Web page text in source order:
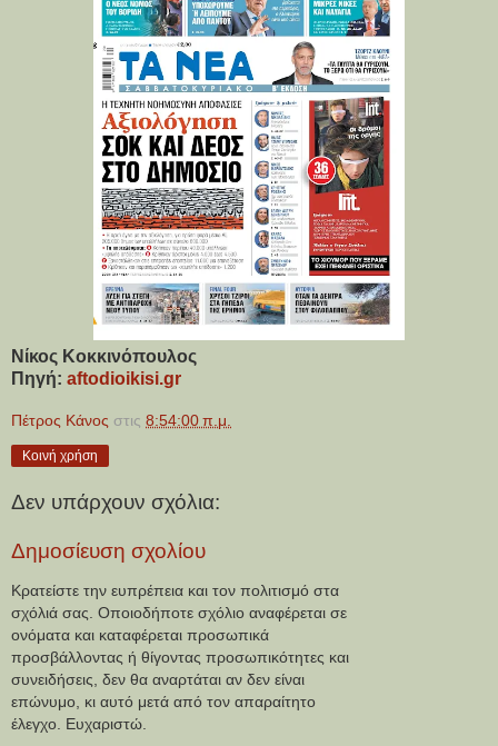
Νίκος Κοκκινόπουλος
Πηγή: aftodioikisi.gr
Πέτρος Κάνος στις 8:54:00 π.μ.
Κοινή χρήση
Δεν υπάρχουν σχόλια:
Δημοσίευση σχολίου
Κρατείστε την ευπρέπεια και τον πολιτισμό στα
σχόλιά σας. Οποιοδήποτε σχόλιο αναφέρεται σε
ονόματα και καταφέρεται προσωπικά
προσβάλλοντας ή θίγοντας προσωπικότητες και
συνειδήσεις, δεν θα αναρτάται αν δεν είναι
επώνυμο, κι αυτό μετά από τον απαραίτητο
έλεγχο. Ευχαριστώ.